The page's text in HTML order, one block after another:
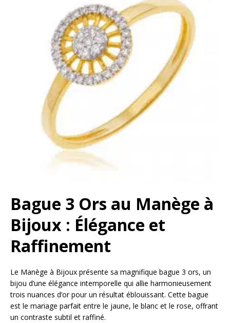
Bague 3 Ors au Manège à
Bijoux : Élégance et
Raffinement
Le Manège à Bijoux présente sa magnifique bague 3 ors, un
bijou d’une élégance intemporelle qui allie harmonieusement
trois nuances d’or pour un résultat éblouissant. Cette bague
est le mariage parfait entre le jaune, le blanc et le rose, offrant
un contraste subtil et raffiné.